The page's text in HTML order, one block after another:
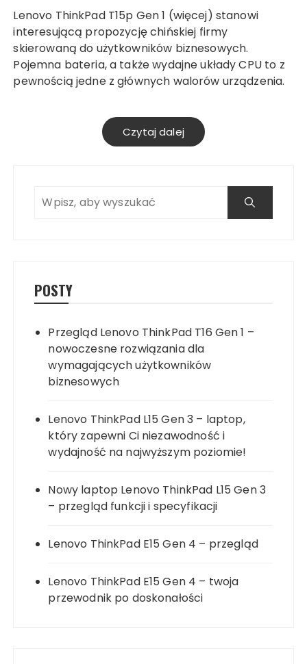
Lenovo ThinkPad T15p Gen 1 (więcej) stanowi
interesującą propozycję chińskiej firmy
skierowaną do użytkowników biznesowych.
Pojemna bateria, a także wydajne układy CPU to z
pewnością jedne z głównych walorów urządzenia.
Czytaj dalej
POSTY
Przegląd Lenovo ThinkPad T16 Gen 1 –
nowoczesne rozwiązania dla
wymagających użytkowników
biznesowych
Lenovo ThinkPad L15 Gen 3 – laptop,
który zapewni Ci niezawodność i
wydajność na najwyższym poziomie!
Nowy laptop Lenovo ThinkPad L15 Gen 3
– przegląd funkcji i specyfikacji
Lenovo ThinkPad E15 Gen 4 – przegląd
Lenovo ThinkPad E15 Gen 4 – twoja
przewodnik po doskonałości